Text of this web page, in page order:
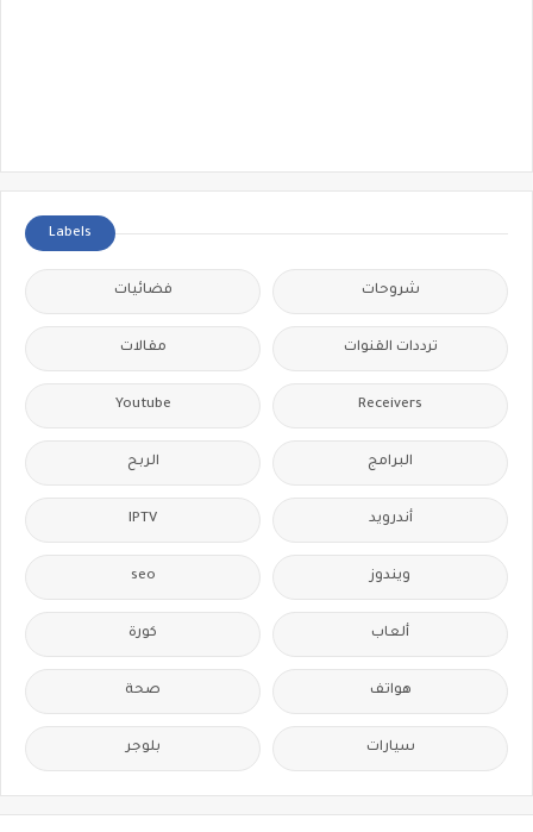
Labels
شروحات فضائيات
ترددات القنوات مقالات
Receivers
Youtube
البرامج الربح
أندرويد IPTV
ويندوز seo
ألعاب كورة
هواتف صحة
سيارات بلوجر